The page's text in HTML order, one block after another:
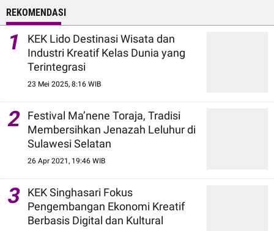
REKOMENDASI
1
KEK Lido Destinasi Wisata dan
Industri Kreatif Kelas Dunia yang
Terintegrasi
23 Mei 2025, 8:16 WIB
2
Festival Ma’nene Toraja, Tradisi
Membersihkan Jenazah Leluhur di
Sulawesi Selatan
26 Apr 2021, 19:46 WIB
3
KEK Singhasari Fokus
Pengembangan Ekonomi Kreatif
Berbasis Digital dan Kultural